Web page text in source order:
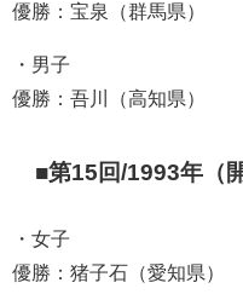
優勝：宝泉（群馬県）
・男子
優勝：吾川（高知県）
■第15回/1993年（
・女子
優勝：猪子石（愛知県）